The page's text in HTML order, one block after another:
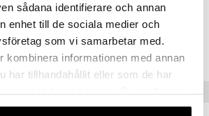
sådana identifierare och annan
enhet till de sociala medier och
som vi samarbetar med.
kombinera informationen med annan
har tillhandahållit eller som de har
användande av vår webbplats.